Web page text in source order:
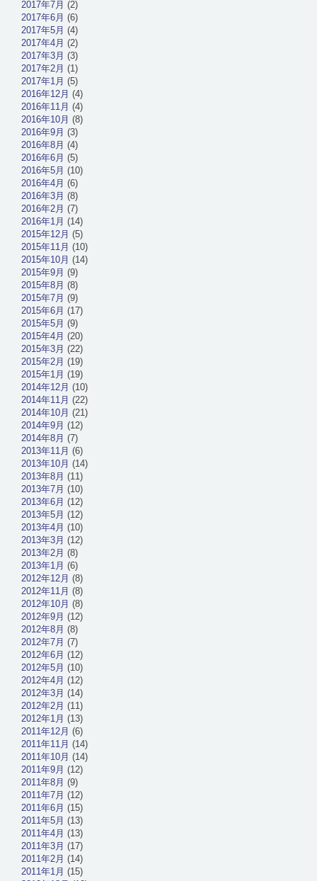
2017年7月 (2)
2017年6月 (6)
2017年5月 (4)
2017年4月 (2)
2017年3月 (3)
2017年2月 (1)
2017年1月 (5)
2016年12月 (4)
2016年11月 (4)
2016年10月 (8)
2016年9月 (3)
2016年8月 (4)
2016年6月 (5)
2016年5月 (10)
2016年4月 (6)
2016年3月 (8)
2016年2月 (7)
2016年1月 (14)
2015年12月 (5)
2015年11月 (10)
2015年10月 (14)
2015年9月 (9)
2015年8月 (8)
2015年7月 (9)
2015年6月 (17)
2015年5月 (9)
2015年4月 (20)
2015年3月 (22)
2015年2月 (19)
2015年1月 (19)
2014年12月 (10)
2014年11月 (22)
2014年10月 (21)
2014年9月 (12)
2014年8月 (7)
2013年11月 (6)
2013年10月 (14)
2013年8月 (11)
2013年7月 (10)
2013年6月 (12)
2013年5月 (12)
2013年4月 (10)
2013年3月 (12)
2013年2月 (8)
2013年1月 (6)
2012年12月 (8)
2012年11月 (8)
2012年10月 (8)
2012年9月 (12)
2012年8月 (8)
2012年7月 (7)
2012年6月 (12)
2012年5月 (10)
2012年4月 (12)
2012年3月 (14)
2012年2月 (11)
2012年1月 (13)
2011年12月 (6)
2011年11月 (14)
2011年10月 (14)
2011年9月 (12)
2011年8月 (9)
2011年7月 (12)
2011年6月 (15)
2011年5月 (13)
2011年4月 (13)
2011年3月 (17)
2011年2月 (14)
2011年1月 (15)